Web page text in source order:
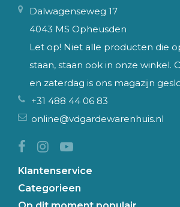
Dalwagenseweg 17
4043 MS Opheusden
Let op! Niet alle producten die
staan, staan ook in onze winkel.
en zaterdag is ons magazijn
+31 488 44 06 83
online@vdgardewarenhuis.nl
Klantenservice
Categorieen